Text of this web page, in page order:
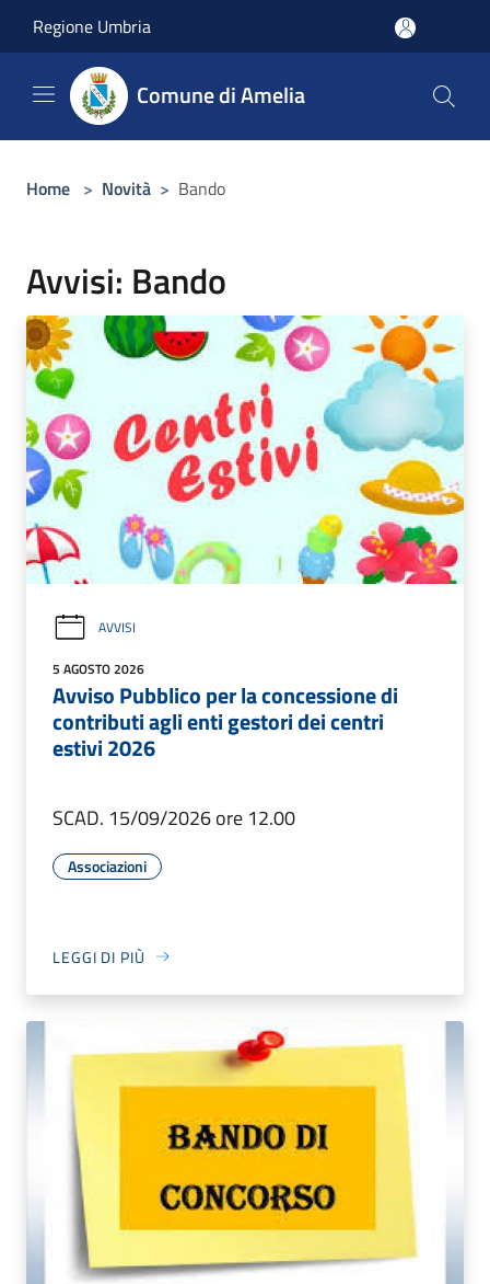
Regione Umbria
Comune di Amelia
Home > Novità > Bando
Avvisi: Bando
AVVISI
5 AGOSTO 2026
Avviso Pubblico per la concessione di
contributi agli enti gestori dei centri
estivi 2026
SCAD. 15/09/2026 ore 12.00
Associazioni
LEGGI DI PIÙ